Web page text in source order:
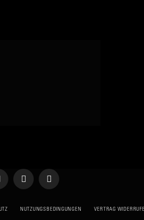
X
YouTube
NUTZUNGSBEDINGUNGEN VERTRAG